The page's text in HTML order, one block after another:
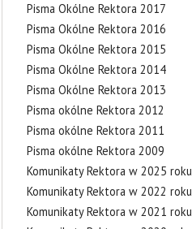
Pisma Okólne Rektora 2017
Pisma Okólne Rektora 2016
Pisma Okólne Rektora 2015
Pisma Okólne Rektora 2014
Pisma Okólne Rektora 2013
Pisma okólne Rektora 2012
Pisma okólne Rektora 2011
Pisma okólne Rektora 2009
Komunikaty Rektora w 2025 roku
Komunikaty Rektora w 2022 roku
Komunikaty Rektora w 2021 roku